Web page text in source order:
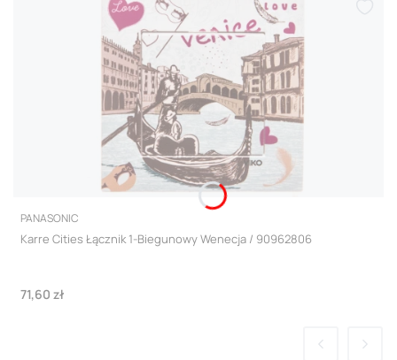
PRODUCENT
PANASONIC
Karre Cities Łącznik 1-Biegunowy Wenecja / 90962806
Cena
71,60 zł